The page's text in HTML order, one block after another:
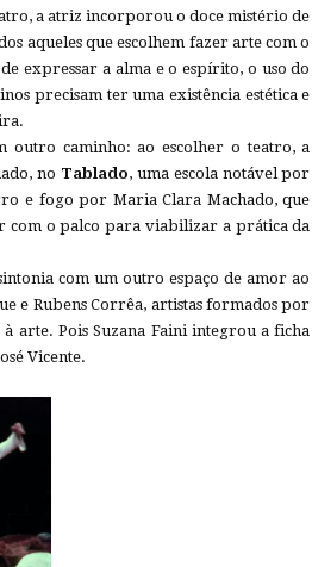
a atriz incorporou o doce mistério de
aqueles que escolhem fazer arte com o
expressar a alma e o espírito, o uso do
precisam ter uma existência estética e
outro caminho: ao escolher o teatro, a
no Tablado, uma escola notável por
e fogo por Maria Clara Machado, que
com o palco para viabilizar a prática da
com um outro espaço de amor ao
e Rubens Corrêa, artistas formados por
arte. Pois Suzana Faini integrou a ficha
Vicente.